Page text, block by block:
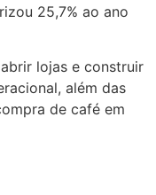
25,7% ao ano
lojas e construir
além das
de café em